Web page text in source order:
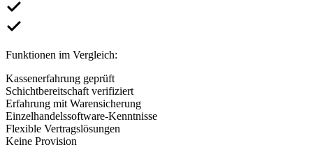
Funktionen im Vergleich:
Kassenerfahrung geprüft
Schichtbereitschaft verifiziert
Erfahrung mit Warensicherung
Einzelhandelssoftware-Kenntnisse
Flexible Vertragslösungen
Keine Provision